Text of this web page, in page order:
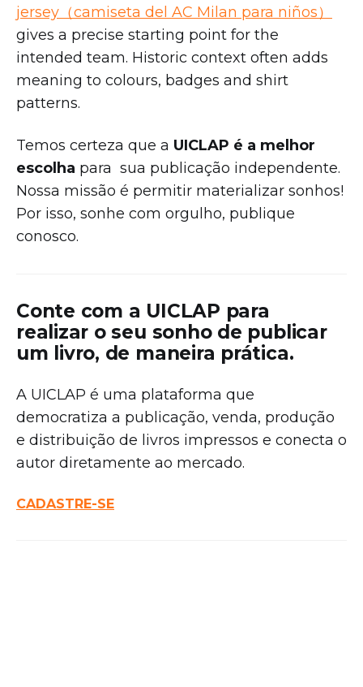
jersey（camiseta del AC Milan para niños）
gives a precise starting point for the
intended team. Historic context often adds
meaning to colours, badges and shirt
patterns.
Temos certeza que a UICLAP é a melhor
escolha para sua publicação independente.
Nossa missão é permitir materializar sonhos!
Por isso, sonhe com orgulho, publique
conosco.
Conte com a UICLAP para
realizar o seu sonho de publicar
um livro, de maneira prática.
A UICLAP é uma plataforma que
democratiza a publicação, venda, produção
e distribuição de livros impressos e conecta o
autor diretamente ao mercado.
CADASTRE-SE